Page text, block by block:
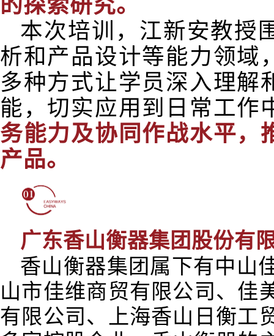
的探索研究。
本次培训，江新安教授
析和产品设计等能力领域
多种方式让学员深入理解
能，切实应用到日常工作
务能力及协同作战水平，
产品。
广东香山衡器集团股份有
香山衡器集团属下有中山
山市佳维商贸有限公司、佳
有限公司、上海香山日衡工